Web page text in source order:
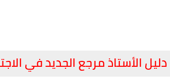
دليل الأستاذ مرجع الجديد في